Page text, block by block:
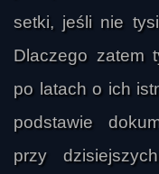
setki, jeśli nie
Dlaczego zatem
po latach o ich
podstawie
przy